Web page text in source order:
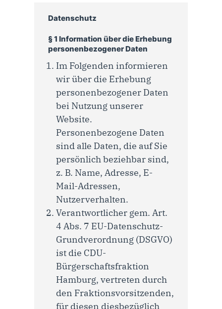
Datenschutz
§ 1 Information über die Erhebung
personenbezogener Daten
Im Folgenden informieren
wir über die Erhebung
personenbezogener Daten
bei Nutzung unserer
Website.
Personenbezogene Daten
sind alle Daten, die auf Sie
persönlich beziehbar sind,
z. B. Name, Adresse, E-
Mail-Adressen,
Nutzerverhalten.
Verantwortlicher gem. Art.
4 Abs. 7 EU-Datenschutz-
Grundverordnung (DSGVO)
ist die CDU-
Bürgerschaftsfraktion
Hamburg, vertreten durch
den Fraktionsvorsitzenden,
für diesen diesbezüglich